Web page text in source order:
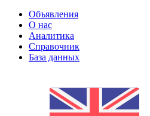
Объявления
О нас
Аналитика
Справочник
База данных